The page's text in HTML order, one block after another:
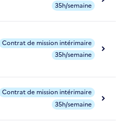
35h/semaine
Contrat de mission intérimaire
35h/semaine
Contrat de mission intérimaire
35h/semaine